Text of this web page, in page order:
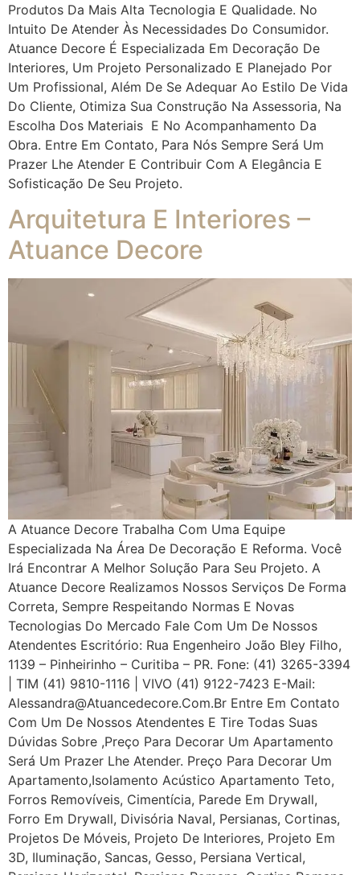
Produtos Da Mais Alta Tecnologia E Qualidade. No
Intuito De Atender Às Necessidades Do Consumidor.
Atuance Decore É Especializada Em Decoração De
Interiores, Um Projeto Personalizado E Planejado Por
Um Profissional, Além De Se Adequar Ao Estilo De Vida
Do Cliente, Otimiza Sua Construção Na Assessoria, Na
Escolha Dos Materiais E No Acompanhamento Da
Obra. Entre Em Contato, Para Nós Sempre Será Um
Prazer Lhe Atender E Contribuir Com A Elegância E
Sofisticação De Seu Projeto.
Arquitetura E Interiores –
Atuance Decore
A Atuance Decore Trabalha Com Uma Equipe
Especializada Na Área De Decoração E Reforma. Você
Irá Encontrar A Melhor Solução Para Seu Projeto. A
Atuance Decore Realizamos Nossos Serviços De Forma
Correta, Sempre Respeitando Normas E Novas
Tecnologias Do Mercado Fale Com Um De Nossos
Atendentes Escritório: Rua Engenheiro João Bley Filho,
1139 – Pinheirinho – Curitiba – PR. Fone: (41) 3265-3394
| TIM (41) 9810-1116 | VIVO (41) 9122-7423 E-Mail:
Alessandra@atuancedecore.com.br Entre Em Contato
Com Um De Nossos Atendentes E Tire Todas Suas
Dúvidas Sobre ,Preço Para Decorar Um Apartamento
Será Um Prazer Lhe Atender. Preço Para Decorar Um
Apartamento,Isolamento Acústico Apartamento Teto,
Forros Removíveis, Cimentícia, Parede Em Drywall,
Forro Em Drywall, Divisória Naval, Persianas, Cortinas,
Projetos De Móveis, Projeto De Interiores, Projeto Em
3D, Iluminação, Sancas, Gesso, Persiana Vertical,